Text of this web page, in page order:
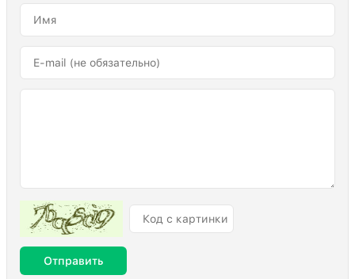
Отправить